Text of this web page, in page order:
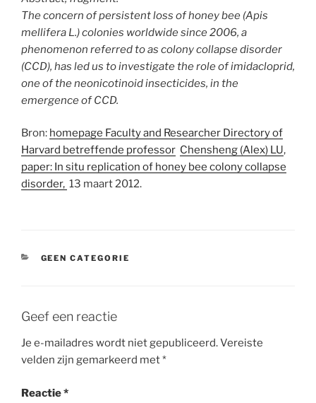
The concern of persistent loss of honey bee (Apis
mellifera L.) colonies worldwide since 2006, a
phenomenon referred to as colony collapse disorder
(CCD), has led us to investigate the role of imidacloprid,
one of the neonicotinoid insecticides, in the
emergence of CCD.
Bron: homepage Faculty and Researcher Directory of
Harvard betreffende professor Chensheng (Alex) LU,
paper: In situ replication of honey bee colony collapse
disorder, 13 maart 2012.
CATEGORIEËN
GEEN CATEGORIE
Geef een reactie
Je e-mailadres wordt niet gepubliceerd.Vereiste
velden zijn gemarkeerd met*
Reactie*